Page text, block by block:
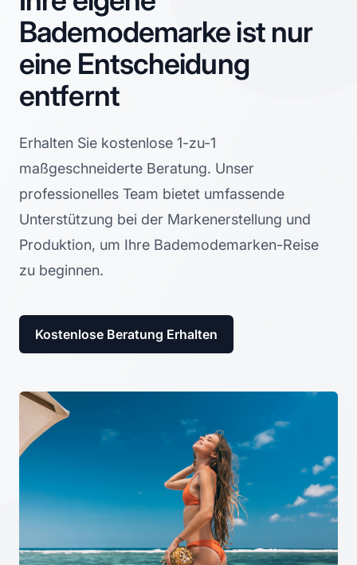
Bademodemarke ist nur
eine Entscheidung
entfernt
Erhalten Sie kostenlose 1-zu-1
maßgeschneiderte Beratung. Unser
professionelles Team bietet umfassende
Unterstützung bei der Markenerstellung und
Produktion, um Ihre Bademodemarken-Reise
zu beginnen.
Kostenlose Beratung Erhalten